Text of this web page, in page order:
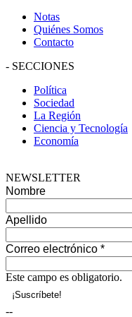
Notas
Quiénes Somos
Contacto
- SECCIONES
Política
Sociedad
La Región
Ciencia y Tecnología
Economía
NEWSLETTER
Nombre
Apellido
Correo electrónico *
Este campo es obligatorio.
--